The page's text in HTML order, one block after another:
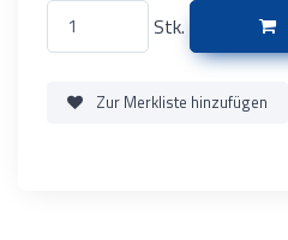
Stk.
Zur Merkliste hinzufügen